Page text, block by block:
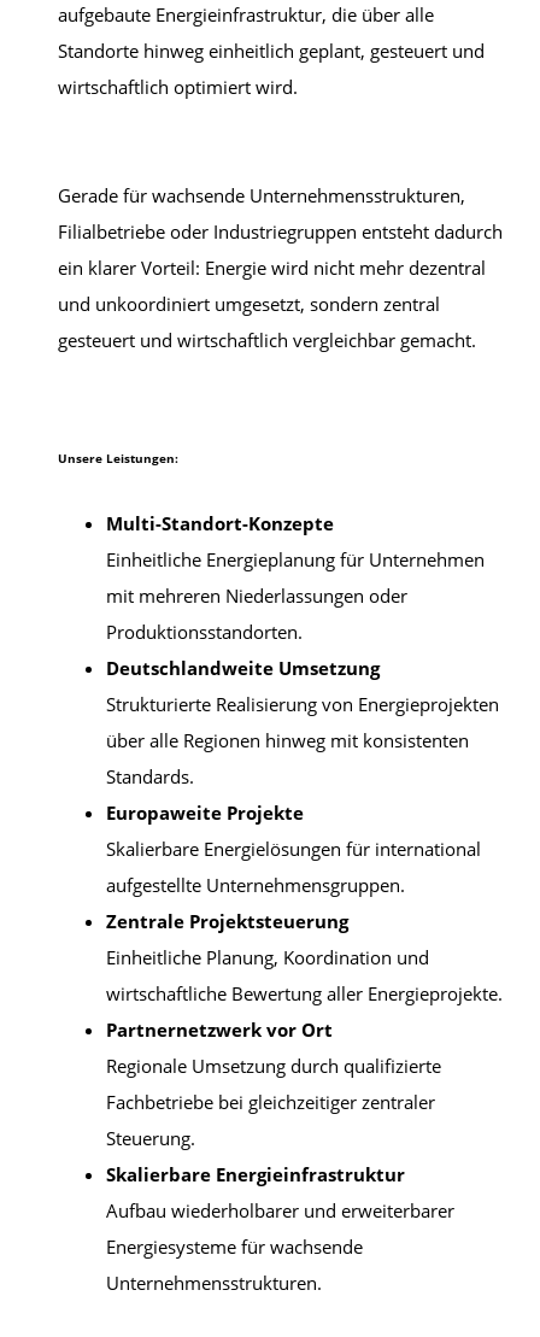
aufgebaute Energieinfrastruktur, die über alle
Standorte hinweg einheitlich geplant, gesteuert und
wirtschaftlich optimiert wird.
Gerade für wachsende Unternehmensstrukturen,
Filialbetriebe oder Industriegruppen entsteht dadurch
ein klarer Vorteil: Energie wird nicht mehr dezentral
und unkoordiniert umgesetzt, sondern zentral
gesteuert und wirtschaftlich vergleichbar gemacht.
Unsere Leistungen:
Multi-Standort-Konzepte
Einheitliche Energieplanung für Unternehmen
mit mehreren Niederlassungen oder
Produktionsstandorten.
Deutschlandweite Umsetzung
Strukturierte Realisierung von Energieprojekten
über alle Regionen hinweg mit konsistenten
Standards.
Europaweite Projekte
Skalierbare Energielösungen für international
aufgestellte Unternehmensgruppen.
Zentrale Projektsteuerung
Einheitliche Planung, Koordination und
wirtschaftliche Bewertung aller Energieprojekte.
Partnernetzwerk vor Ort
Regionale Umsetzung durch qualifizierte
Fachbetriebe bei gleichzeitiger zentraler
Steuerung.
Skalierbare Energieinfrastruktur
Aufbau wiederholbarer und erweiterbarer
Energiesysteme für wachsende
Unternehmensstrukturen.